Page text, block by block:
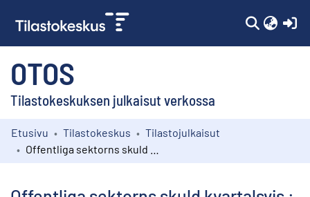
OTOS
Tilastokeskuksen julkaisut verkossa
Kokoelmat
Etusivu Tilastokeskus
Tilastojulkaisut